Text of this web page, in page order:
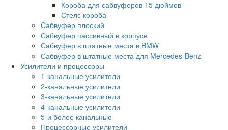
Короба для сабвуферов 15 дюймов
Стелс короба
Cабвуфер плоский
Сабвуфер пассивный в корпусе
Сабвуфер в штатные места в BMW
Сабвуфер в штатные места для Mercedes-Benz
Усилители и процессоры
1-канальные усилители
2-канальные усилители
3-канальные усилители
4-канальные усилители
5-и более канальные
Процессорные усилители